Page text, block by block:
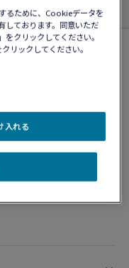
ット
追加
るために、Cookieデータを
しております。同意いただ
クリックしてください。
リックしてください。
入れる